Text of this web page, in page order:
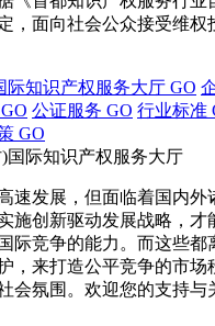
面向社会公众接受维权
际知识产权服务大厅 GO
GO 公证服务 GO 行业标准
GO
速发展，但面临着国内外
施创新驱动发展战略，才
际竞争的能力。而这些都
，来打造公平竞争的市场
会氛围。欢迎您的支持与